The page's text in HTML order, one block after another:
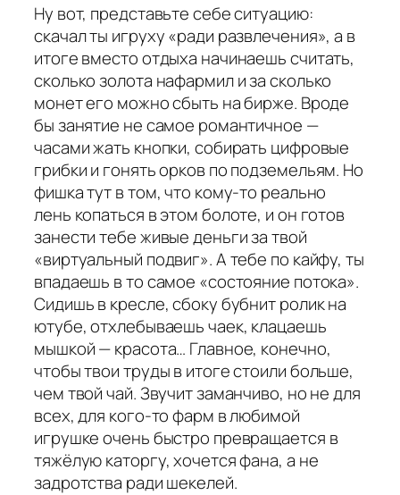
Ну вот, представьте себе ситуацию:
скачал ты игруху «ради развлечения», а в
итоге вместо отдыха начинаешь считать,
сколько золота нафармил и за сколько
монет его можно сбыть на бирже. Вроде
бы занятие не самое романтичное —
часами жать кнопки, собирать цифровые
грибки и гонять орков по подземельям. Но
фишка тут в том, что кому-то реально
лень копаться в этом болоте, и он готов
занести тебе живые деньги за твой
«виртуальный подвиг». А тебе по кайфу, ты
впадаешь в то самое «состояние потока».
Сидишь в кресле, сбоку бубнит ролик на
ютубе, отхлебываешь чаек, клацаешь
мышкой — красота… Главное, конечно,
чтобы твои труды в итоге стоили больше,
чем твой чай. Звучит заманчиво, но не для
всех, для кого-то фарм в любимой
игрушке очень быстро превращается в
тяжёлую каторгу, хочется фана, а не
задротства ради шекелей.